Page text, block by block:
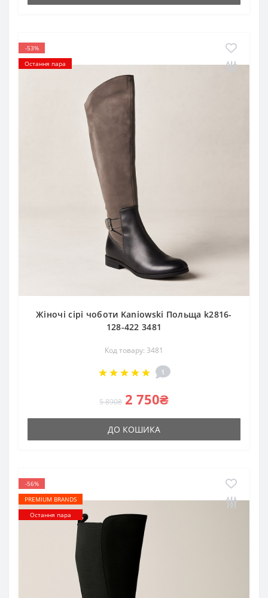
-53%
Остання пара
Жіночі сірі чоботи Kaniowski Польща k2816-
128-422 3481
Код товару: 3481
1
5 890₴ 2 750₴
ДО КОШИКА
-56%
PREMIUM BRANDS
Остання пара